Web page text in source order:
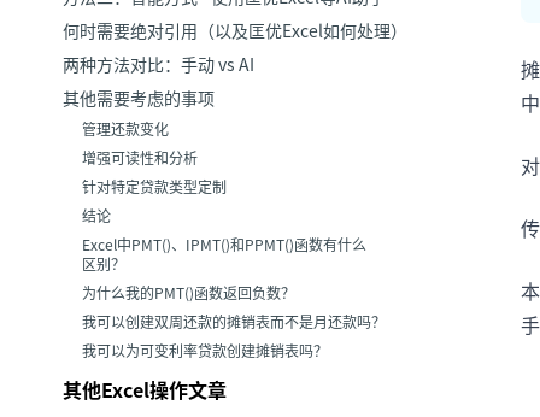
何时需要绝对引用（以及匡优Excel如何处理）
两种方法对比：手动 vs AI
其他需要考虑的事项
管理还款变化
增强可读性和分析
针对特定贷款类型定制
结论
Excel中PMT()、IPMT()和PPMT()函数有什么
区别？
为什么我的PMT()函数返回负数？
我可以创建双周还款的摊销表而不是月还款吗？
我可以为可变利率贷款创建摊销表吗？
其他Excel操作文章